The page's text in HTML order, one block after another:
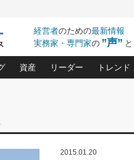
経営者のための最新情報
実務家・専門家の ”声” と
戦略(96)
善」横田尚哉氏(5)
クリニック(240)
の秘訣 圧倒的に儲かる仕組みづ
で制する！一流グローバル経営
資産
どうなる金融業界(39)
中国経済の最新動向(204)
リーダー
ビジネスリーダー×
トレンド
2015.01.20